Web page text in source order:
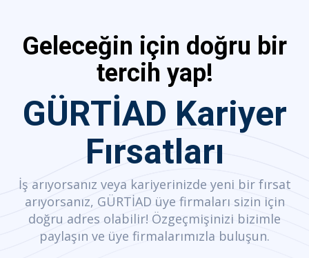
Geleceğin için doğru bir
tercih yap!
GÜRTİAD Kariyer
Fırsatları
İş arıyorsanız veya kariyerinizde yeni bir fırsat
arıyorsanız, GÜRTİAD üye firmaları sizin için
doğru adres olabilir! Özgeçmişinizi bizimle
paylaşın ve üye firmalarımızla buluşun.